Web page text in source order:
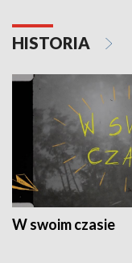
HISTORIA
W swoim czasie